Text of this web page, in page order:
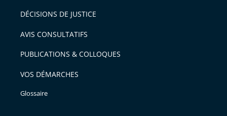
pour
avant
DÉCISIONS DE JUSTICE
AVIS CONSULTATIFS
PUBLICATIONS & COLLOQUES
VOS DÉMARCHES
Glossaire